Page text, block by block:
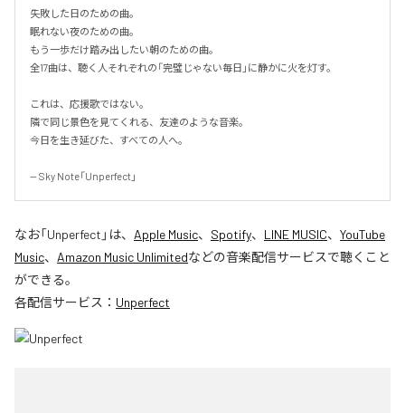
失敗した日のための曲。
眠れない夜のための曲。
もう一歩だけ踏み出したい朝のための曲。
全17曲は、聴く人それぞれの「完璧じゃない毎日」に静かに火を灯す。
これは、応援歌ではない。
隣で同じ景色を見てくれる、友達のような音楽。
今日を生き延びた、すべての人へ。
-- Sky Note「Unperfect」
なお「Unperfect 」は、 Apple Music、 Spotify、 LINE MUSIC、 YouTube
Music、 Amazon Music Unlimitedなどの音楽配信サービスで聴くこと
ができる。
各配信サービス： Unperfect